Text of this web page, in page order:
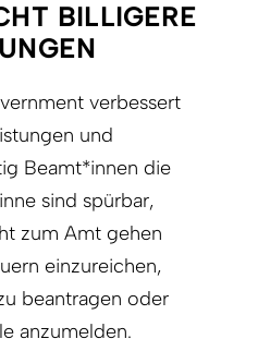
BILLIGERE
verbessert
und
Beamt*innen die
sind spürbar,
zum Amt gehen
einzureichen,
beantragen oder
anzumelden.